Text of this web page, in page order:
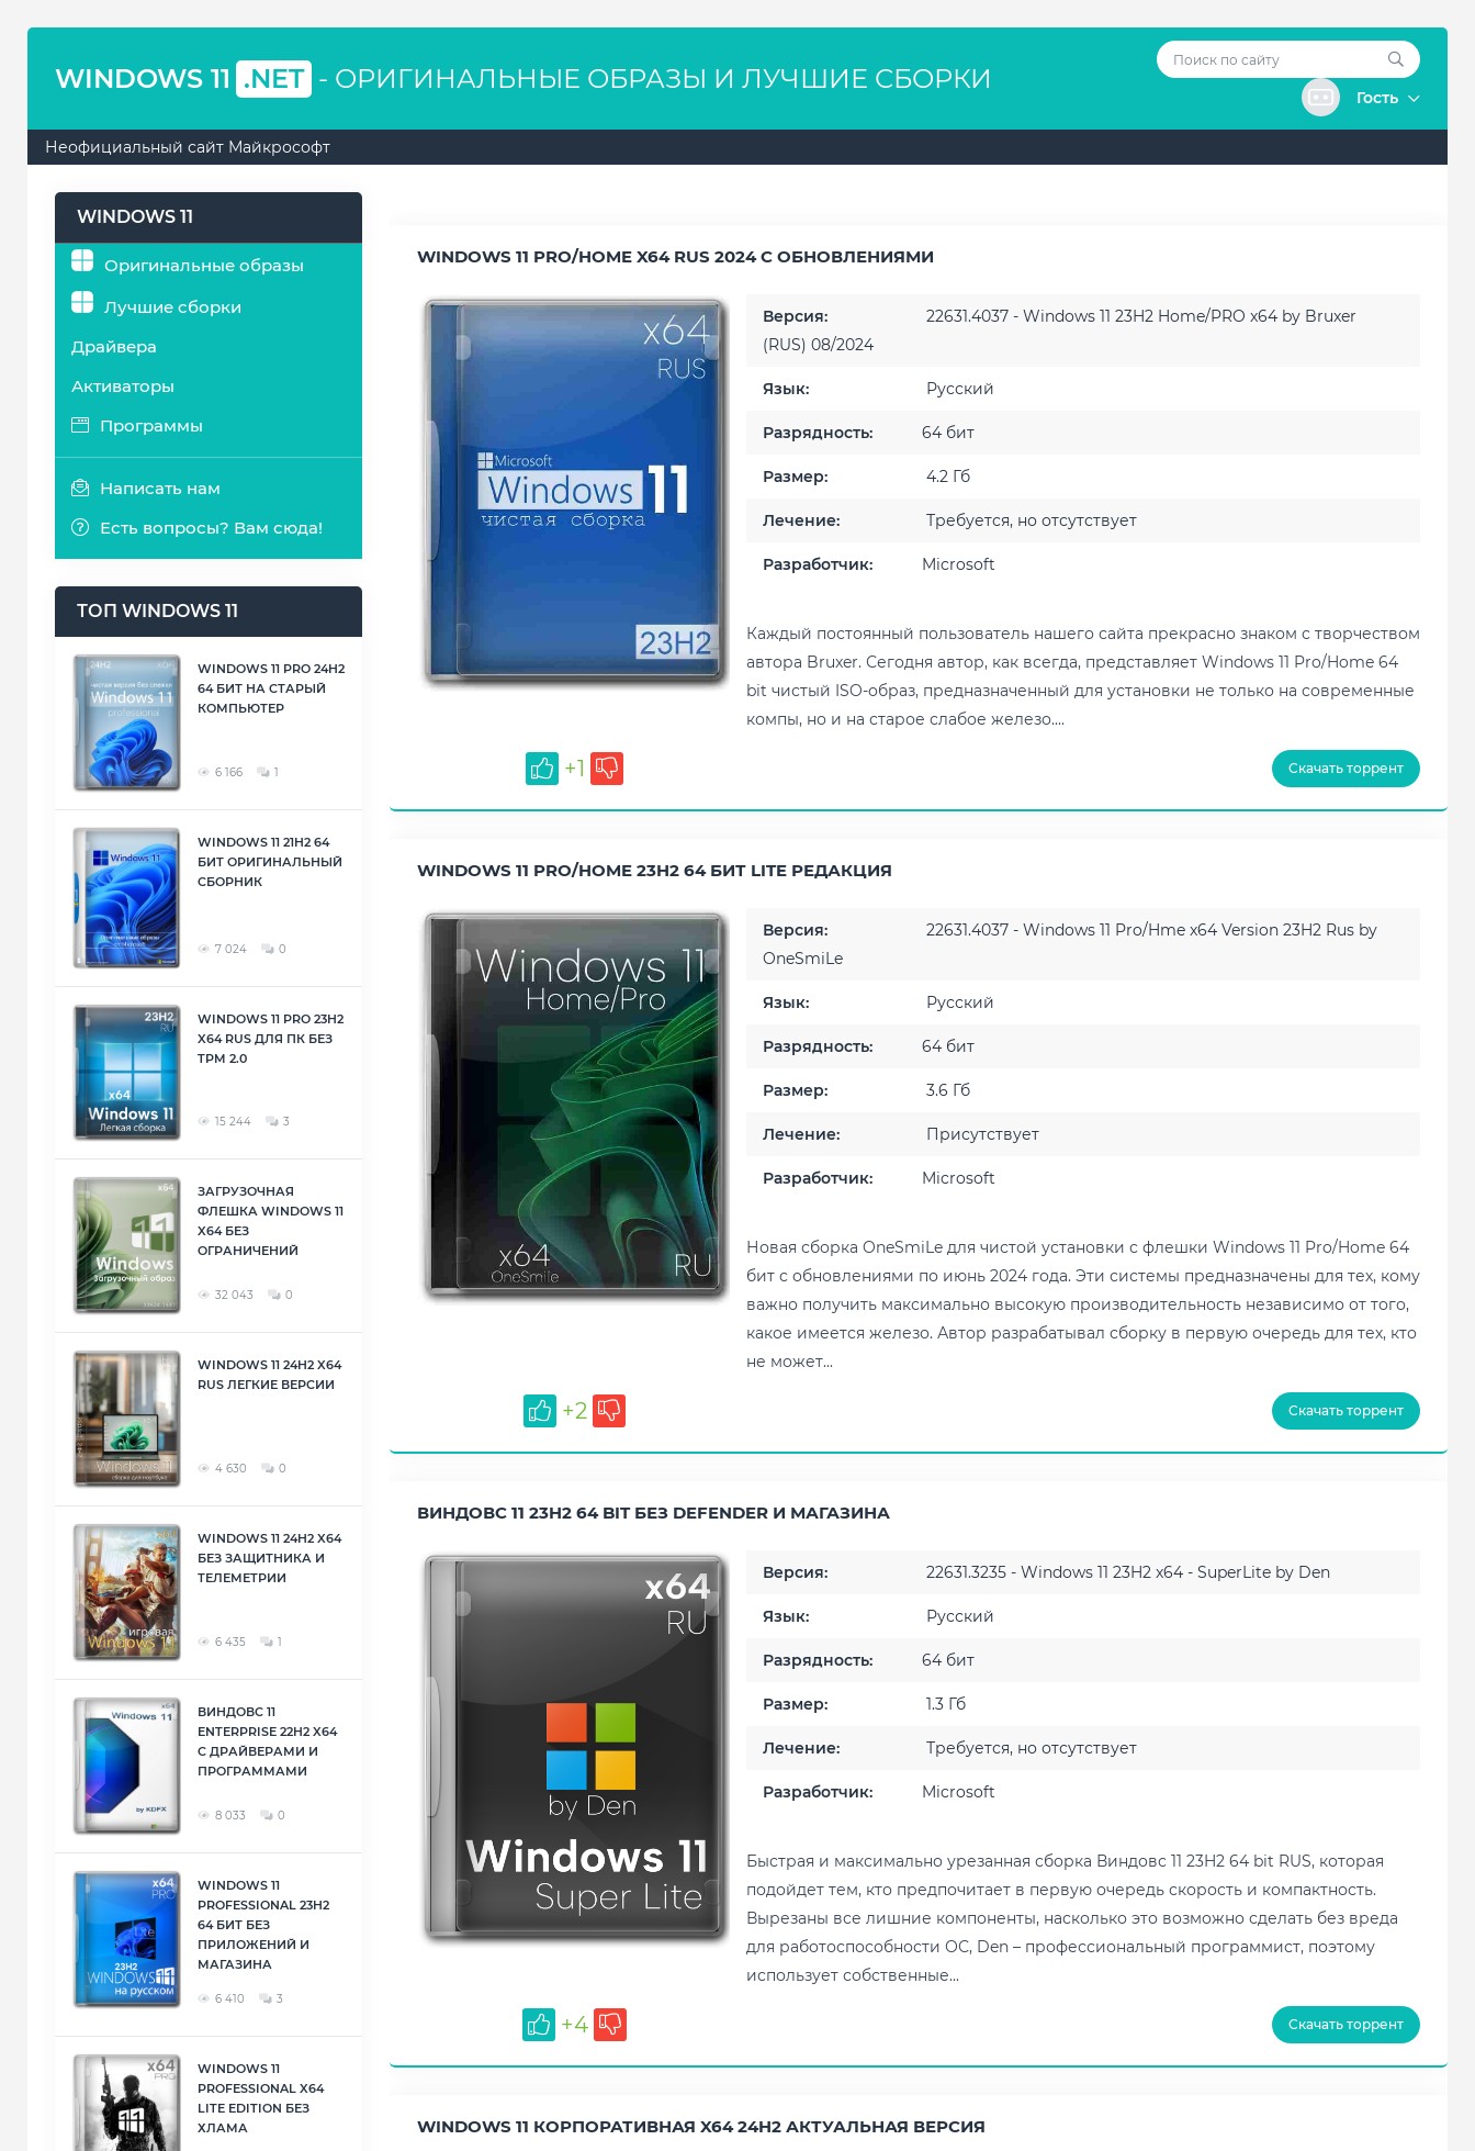
WINDOWS 11 .NET - ОРИГИНАЛЬНЫЕ ОБРАЗЫ И ЛУЧШИЕ СБОРКИ
Гость
Неофициальный сайт Майкрософт
WINDOWS 11
Оригинальные образы
Лучшие сборки
Драйвера
Активаторы
Программы
Написать нам
Есть вопросы? Вам сюда!
ТОП WINDOWS 11
WINDOWS 11 PRO 24H2
64 БИТ НА СТАРЫЙ
КОМПЬЮТЕР
6 166 1
WINDOWS 11 21H2 64
БИТ ОРИГИНАЛЬНЫЙ
СБОРНИК
7 024 0
WINDOWS 11 PRO 23H2
X64 RUS ДЛЯ ПК БЕЗ
TPM 2.0
15 244 3
ЗАГРУЗОЧНАЯ
ФЛЕШКА WINDOWS 11
X64 БЕЗ
ОГРАНИЧЕНИЙ
32 043 0
WINDOWS 11 24H2 X64
RUS ЛЕГКИЕ ВЕРСИИ
4 630 0
WINDOWS 11 24H2 X64
БЕЗ ЗАЩИТНИКА И
ТЕЛЕМЕТРИИ
6 435 1
ВИНДОВС 11
ENTERPRISE 22H2 X64
С ДРАЙВЕРАМИ И
ПРОГРАММАМИ
8 033 0
WINDOWS 11
PROFESSIONAL 23H2
64 БИТ БЕЗ
ПРИЛОЖЕНИЙ И
МАГАЗИНА
6 410 3
WINDOWS 11
PROFESSIONAL X64
LITE EDITION БЕЗ
ХЛАМА
WINDOWS 11 PRO/HOME X64 RUS 2024 С ОБНОВЛЕНИЯМИ
Версия:
22631.4037 - Windows 11 23H2 Home/PRO x64 by Bruxer
(RUS) 08/2024
Язык: Русский
Разрядность: 64 бит
Размер: 4.2 Гб
Лечение: Требуется, но отсутствует
Разработчик: Microsoft
Каждый постоянный пользователь нашего сайта прекрасно знаком с творчеством
автора Bruxer. Сегодня автор, как всегда, представляет Windows 11 Pro/Home 64
bit чистый ISO-образ, предназначенный для установки не только на современные
компы, но и на старое слабое железо....
+1 Скачать торрент
WINDOWS 11 PRO/HOME 23H2 64 БИТ LITE РЕДАКЦИЯ
Версия:
22631.4037 - Windows 11 Pro/Hme x64 Version 23H2 Rus by
OneSmiLe
Язык: Русский
Разрядность: 64 бит
Размер: 3.6 Гб
Лечение: Присутствует
Разработчик: Microsoft
Новая сборка OneSmiLe для чистой установки с флешки Windows 11 Pro/Home 64
бит с обновлениями по июнь 2024 года. Эти системы предназначены для тех, кому
важно получить максимально высокую производительность независимо от того,
какое имеется железо. Автор разрабатывал сборку в первую очередь для тех, кто
не может...
+2 Скачать торрент
ВИНДОВС 11 23H2 64 BIT БЕЗ DEFENDER И МАГАЗИНА
Версия: 22631.3235 - Windows 11 23H2 x64 - SuperLite by Den
Язык: Русский
Разрядность: 64 бит
Размер: 1.3 Гб
Лечение: Требуется, но отсутствует
Разработчик: Microsoft
Быстрая и максимально урезанная сборка Виндовс 11 23H2 64 bit RUS, которая
подойдет тем, кто предпочитает в первую очередь скорость и компактность.
Вырезаны все лишние компоненты, насколько это возможно сделать без вреда
для работоспособности ОС, Den – профессиональный программист, поэтому
использует собственные...
+4 Скачать торрент
WINDOWS 11 КОРПОРАТИВНАЯ X64 24H2 АКТУАЛЬНАЯ ВЕРСИЯ